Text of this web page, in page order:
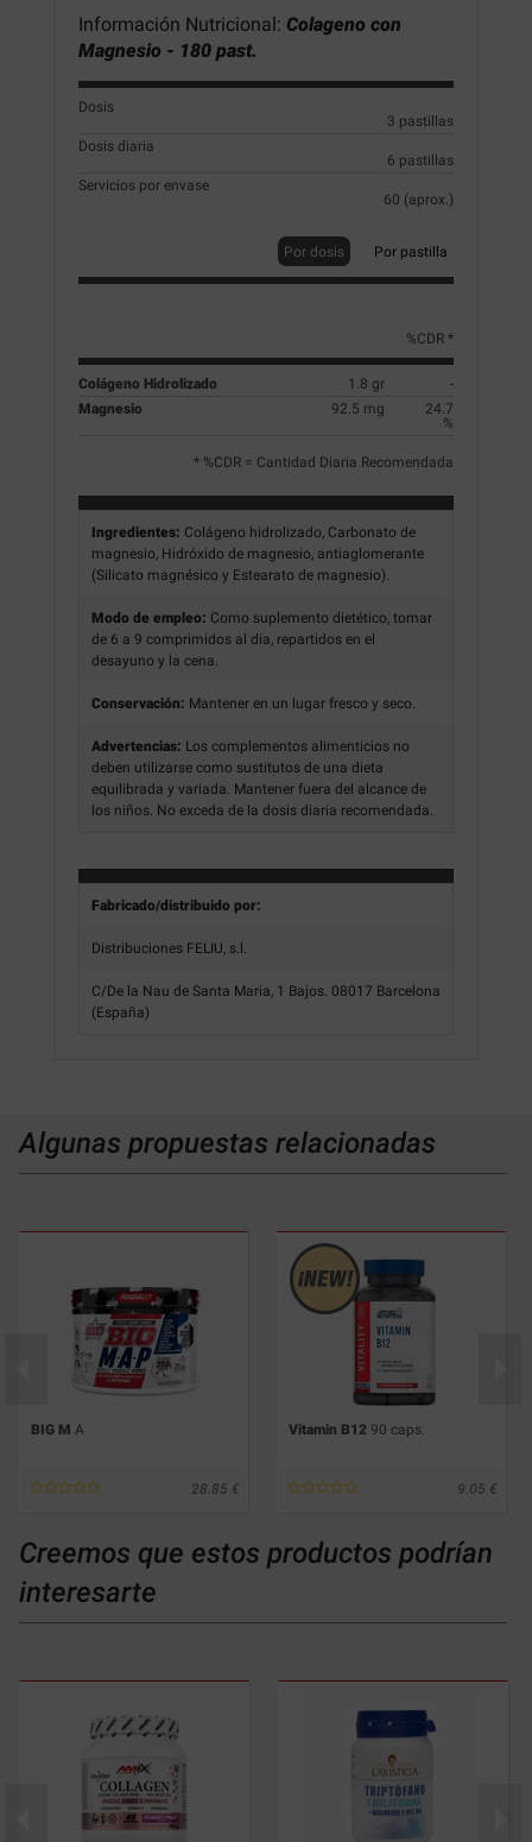
Información Nutricional: Colageno con
Magnesio - 180 past.
Dosis
3 pastillas
Dosis diaria
6 pastillas
Servicios por envase
60 (aprox.)
Por dosis Por pastilla
%CDR *
Colágeno Hidrolizado 1.8 gr
-
Magnesio
92.5 mg
24.7
%
* %CDR = Cantidad Diaria Recomendada
Ingredientes: Colágeno hidrolizado, Carbonato de
magnesio, Hidróxido de magnesio, antiaglomerante
(Silicato magnésico y Estearato de magnesio).
Modo de empleo: Como suplemento dietético, tomar
de 6 a 9 comprimidos al día, repartidos en el
desayuno y la cena.
Conservación: Mantener en un lugar fresco y seco.
Advertencias: Los complementos alimenticios no
deben utilizarse como sustitutos de una dieta
equilibrada y variada. Mantener fuera del alcance de
los niños. No exceda de la dosis diaria recomendada.
Fabricado/distribuido por:
Distribuciones FELIU, s.l.
C/De la Nau de Santa Maria, 1 Bajos. 08017 Barcelona
(España)
Algunas propuestas relacionadas
BIG M A
28.85
Vitamin B12 90 caps.
9.05
Creemos que estos productos podrían
interesarte